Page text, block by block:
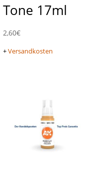
Tone 17ml
2,60€
+Versandkosten